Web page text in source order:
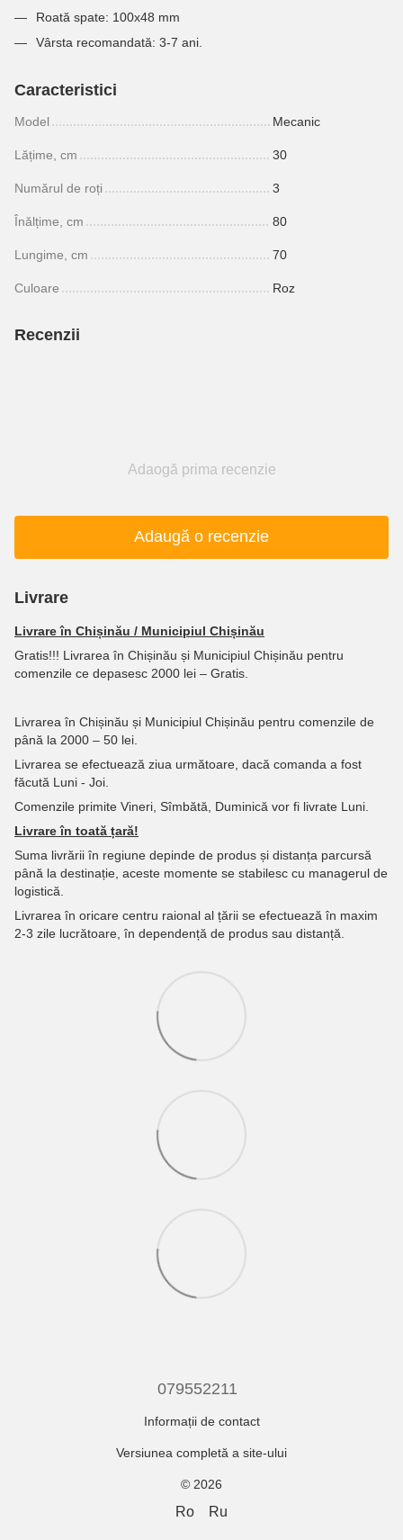
Roată spate: 100x48 mm
Vârsta recomandată: 3-7 ani.
Caracteristici
Model Mecanic
Lățime, cm 30
Numărul de roți 3
Înălțime, cm 80
Lungime, cm 70
Culoare Roz
Recenzii
Adaogă prima recenzie
Adaugă o recenzie
Livrare
Livrare în Chișinău / Municipiul Chișinău
Gratis!!! Livrarea în Chișinău și Municipiul Chișinău pentru
comenzile ce depasesc 2000 lei – Gratis.
Livrarea în Chișinău și Municipiul Chișinău pentru comenzile de
până la 2000 – 50 lei.
Livrarea se efectuează ziua următoare, dacă comanda a fost
făcută Luni - Joi.
Comenzile primite Vineri, Sîmbătă, Duminică vor fi livrate Luni.
Livrare în toată țară!
Suma livrării în regiune depinde de produs și distanța parcursă
până la destinație, aceste momente se stabilesc cu managerul de
logistică.
Livrarea în oricare centru raional al țării se efectuează în maxim
2-3 zile lucrătoare, în dependență de produs sau distanță.
079552211
Informații de contact
Versiunea completă a site-ului
© 2026
Ro Ru